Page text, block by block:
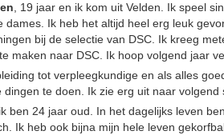
, 19 jaar en ik kom uit Velden. Ik speel
dames. Ik heb het altijd heel erg leuk
bij de selectie van DSC. Ik kreeg
maken naar DSC. Ik hoop volgend jaar
tot verpleegkundige en als alles
te doen. Ik zie erg uit naar volgend
ben 24 jaar oud. In het dagelijks leven
Ik heb ook bijna mijn hele leven